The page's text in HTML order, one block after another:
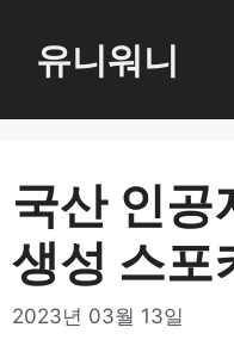
로
유니워니
국산 인공
생성 스포
2023년 03월 13일